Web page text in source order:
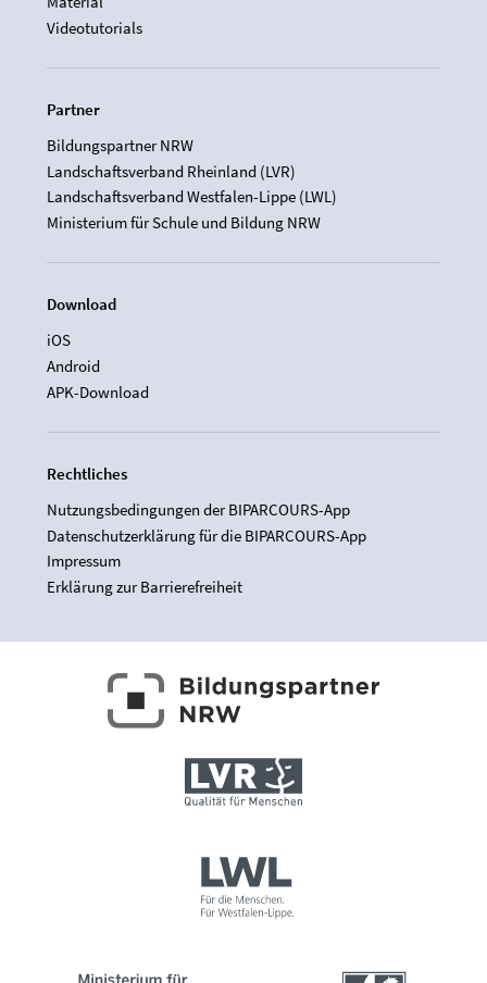
Videotutorials
Partner
Bildungspartner NRW
Landschaftsverband Rheinland (LVR)
Landschaftsverband Westfalen-Lippe (LWL)
Ministerium für Schule und Bildung NRW
Download
iOS
Android
APK-Download
Rechtliches
Nutzungsbedingungen der BIPARCOURS-App
Datenschutzerklärung für die BIPARCOURS-App
Impressum
Erklärung zur Barrierefreiheit